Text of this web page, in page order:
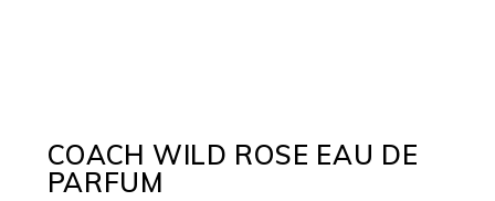
COACH WILD ROSE EAU DE
PARFUM